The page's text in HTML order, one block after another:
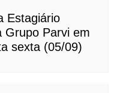
Estagiário
Grupo Parvi em
sexta (05/09)